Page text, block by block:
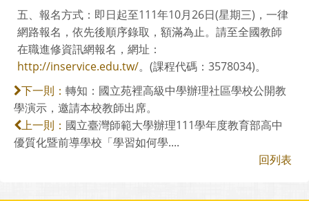
五、報名方式：即日起至111年10月26日(星期三)，一律
網路報名，依先後順序錄取，額滿為止。請至全國教師
在職進修資訊網報名，網址：
http://inservice.edu.tw/。(課程代碼：3578034)。
下一則： 轉知：國立苑裡高級中學辦理社區學校公開教
學演示，邀請本校教師出席。
上一則： 國立臺灣師範大學辦理111學年度教育部高中
優質化暨前導學校「學習如何學....
回列表